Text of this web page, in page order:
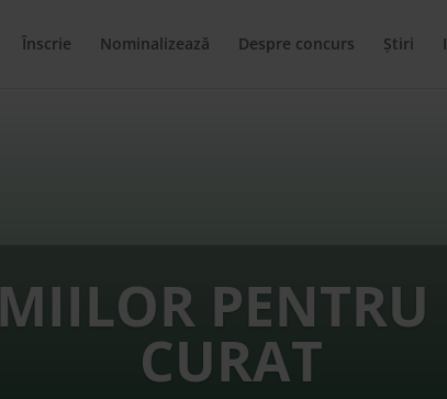
Înscrie Nominalizează Despre concurs Știri
CURAT